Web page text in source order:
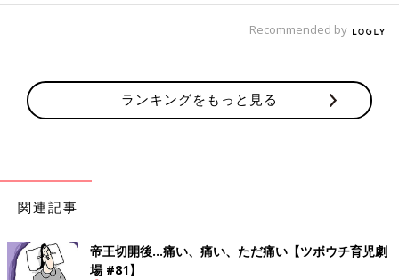
Recommended by
ランキングをもっと見る
関連記事
帝王切開後…痛い、痛い、ただ痛い【ツボウチ育児劇
場 #81】